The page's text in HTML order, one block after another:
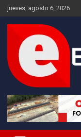
Saltar
al
contenido
jueves, agosto 6, 2026
Expediente